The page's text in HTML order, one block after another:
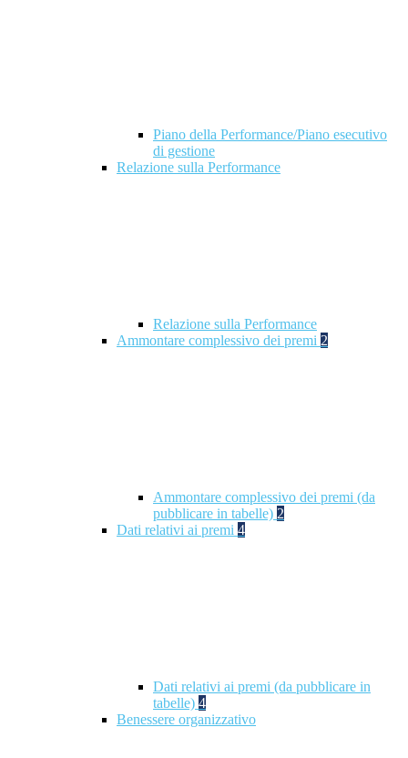
Piano della Performance/Piano esecutivo
di gestione
Relazione sulla Performance
Relazione sulla Performance
Ammontare complessivo dei premi 2
Ammontare complessivo dei premi (da
pubblicare in tabelle) 2
Dati relativi ai premi 4
Dati relativi ai premi (da pubblicare in
tabelle) 4
Benessere organizzativo